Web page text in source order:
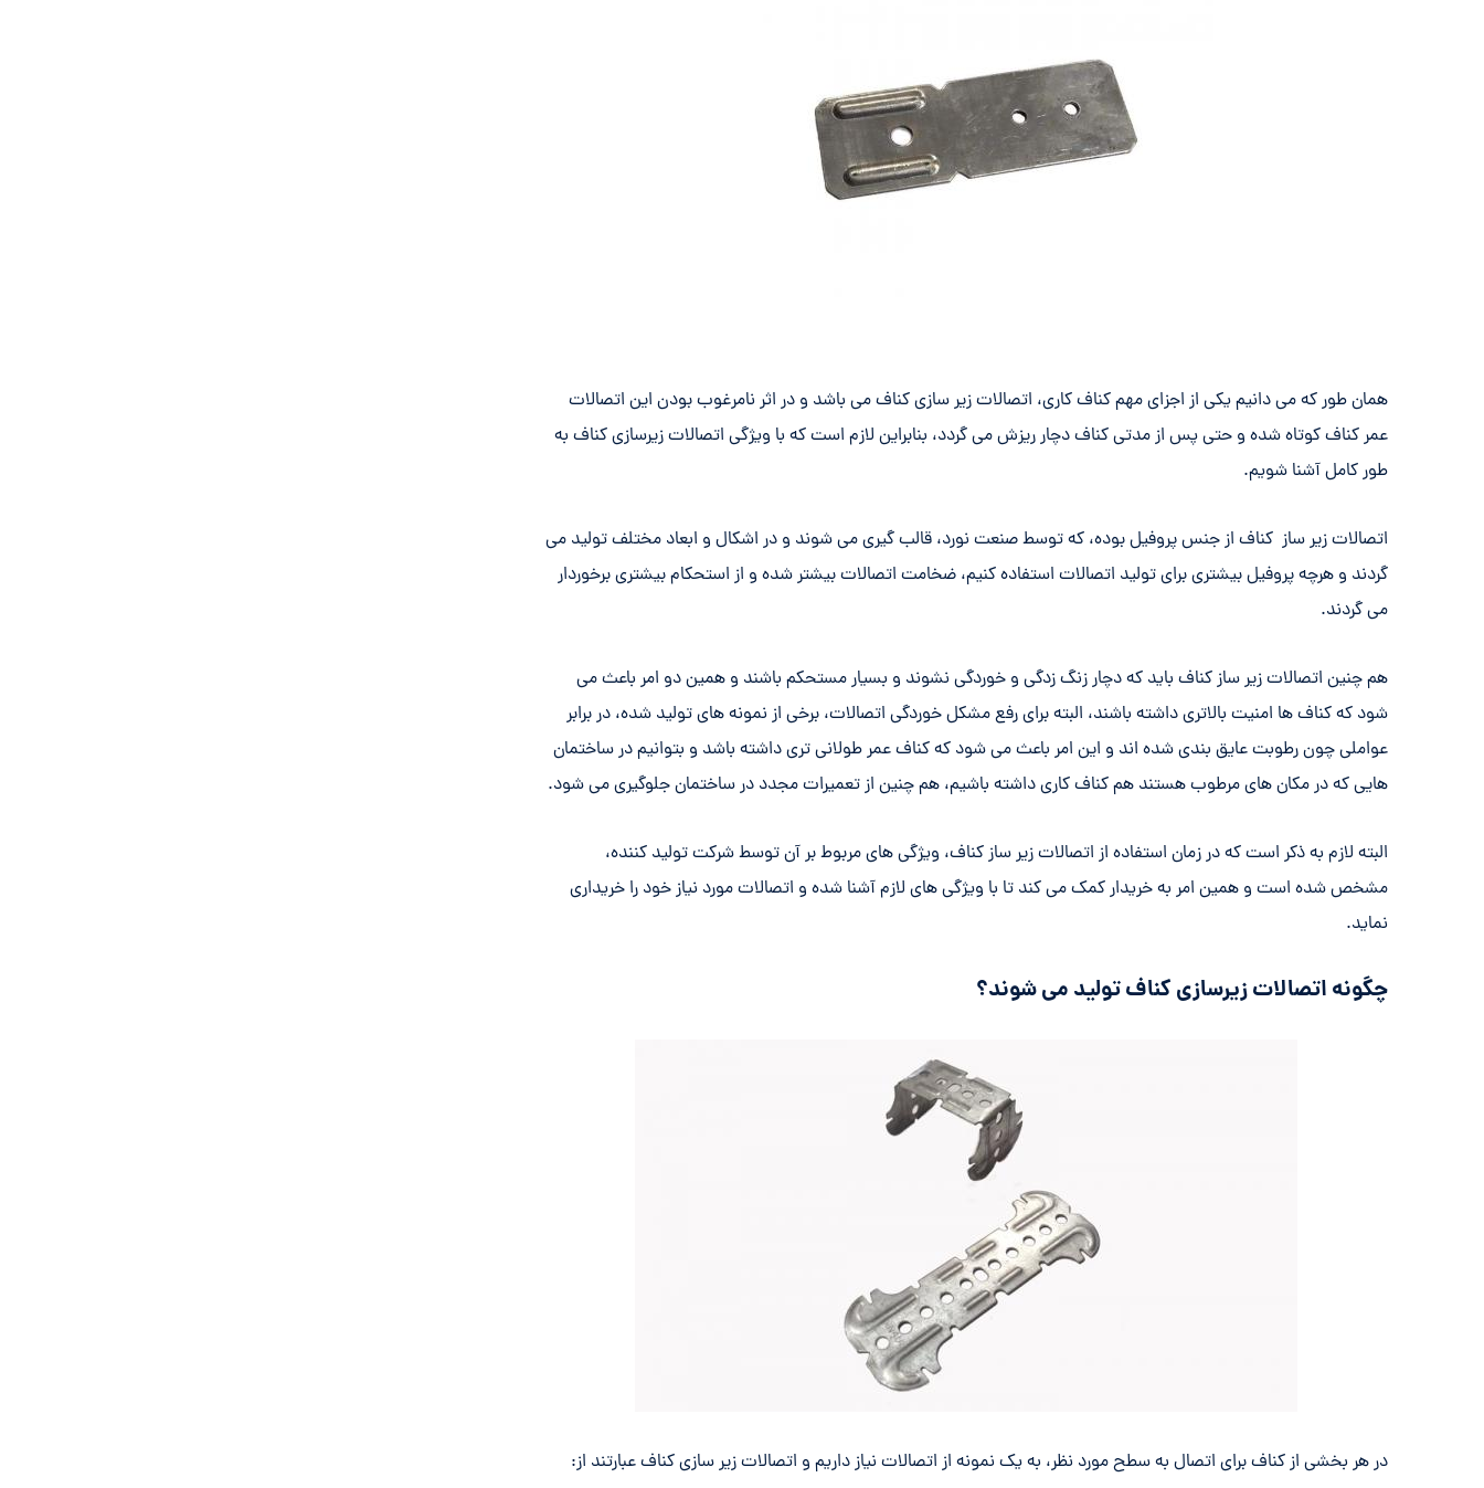
همان طور که می دانیم یکی از اجزای مهم کناف کاری، اتصالات زیر سازی کناف می باشد و در اثر نامرغوب بودن این اتصالات
عمر کناف کوتاه شده و حتی پس از مدتی کناف دچار ریزش می گردد، بنابراین لازم است که با ویژگی اتصالات زیرسازی کناف به
طور کامل آشنا شویم.
اتصالات زیر ساز کناف از جنس پروفیل بوده، که توسط صنعت نورد، قالب گیری می شوند و در اشکال و ابعاد مختلف تولید می
گردند و هرچه پروفیل بیشتری برای تولید اتصالات استفاده کنیم، ضخامت اتصالات بیشتر شده و از استحکام بیشتری برخوردار
می گردند.
هم چنین اتصالات زیر ساز کناف باید که دچار زنگ زدگی و خوردگی نشوند و بسیار مستحکم باشند و همین دو امر باعث می
شود که کناف ها امنیت بالاتری داشته باشند، البته برای رفع مشکل خوردگی اتصالات، برخی از نمونه های تولید شده، در برابر
عواملی چون رطوبت عایق بندی شده اند و این امر باعث می شود که کناف عمر طولانی تری داشته باشد و بتوانیم در ساختمان
هایی که در مکان های مرطوب هستند هم کناف کاری داشته باشیم، هم چنین از تعمیرات مجدد در ساختمان جلوگیری می شود.
البته لازم به ذکر است که در زمان استفاده از اتصالات زیر ساز کناف، ویژگی های مربوط بر آن توسط شرکت تولید کننده،
مشخص شده است و همین امر به خریدار کمک می کند تا با ویژگی های لازم آشنا شده و اتصالات مورد نیاز خود را خریداری
نماید.
چگونه اتصالات زیرسازی کناف تولید می شوند؟
در هر بخشی از کناف برای اتصال به سطح مورد نظر، به یک نمونه از اتصالات نیاز داریم و اتصالات زیر سازی کناف عبارتند از: